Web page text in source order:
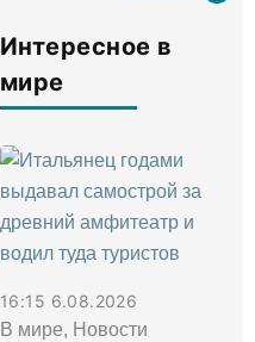
Интересное в
мире
16:15 6.08.2026
В мире, Новости